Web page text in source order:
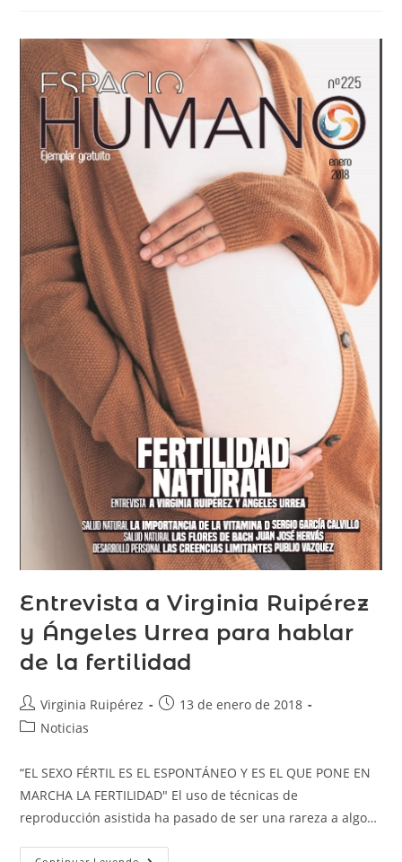
Entrevista a Virginia Ruipérez
y Ángeles Urrea para hablar
de la fertilidad
Virginia Ruipérez
13 de enero de 2018
Noticias
“EL SEXO FÉRTIL ES EL ESPONTÁNEO Y ES EL QUE PONE EN
MARCHA LA FERTILIDAD" El uso de técnicas de
reproducción asistida ha pasado de ser una rareza a algo…